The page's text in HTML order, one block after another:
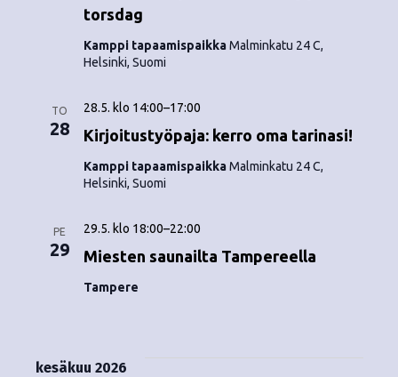
t
torsdag
Kamppi tapaamispaikkaMalminkatu 24 C,
Helsinki, Suomi
TO
28 Kirjoitustyöpaja: kerro oma tarinasi!
28.5. klo 14:00–17:00
Kamppi tapaamispaikkaMalminkatu 24 C,
Helsinki, Suomi
PE
29 Miesten saunailta Tampereella
29.5. klo 18:00–22:00
Tampere
kesäkuu 2026